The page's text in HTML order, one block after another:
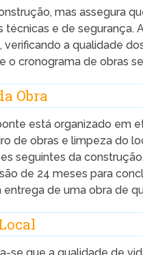
mas assegura
e de segurança.
a qualidade
o cronograma de obras
Obra
está organizado em
de obras e limpeza do
seguintes da
de 24 meses para
de uma obra de